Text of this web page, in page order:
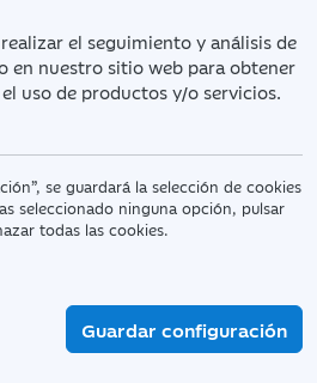
el seguimiento y análisis de
en nuestro sitio web para obtener
uso de productos y/o servicios.
se guardará la selección de cookies
seleccionado ninguna opción, pulsar
todas las cookies.
Guardar configuración